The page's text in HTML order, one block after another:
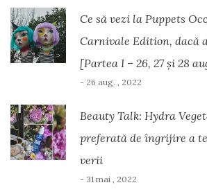
Ce să vezi la Puppets
Carnivale Edition, dacă
[Partea I – 26, 27 și 28
- 26 aug. , 2022
Beauty Talk: Hydra
preferată de îngrijire a
verii
- 31 mai , 2022